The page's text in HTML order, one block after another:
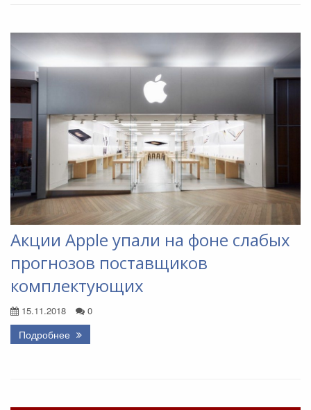
Акции Apple упали на фоне слабых
прогнозов поставщиков
комплектующих
15.11.2018 0
Подробнее